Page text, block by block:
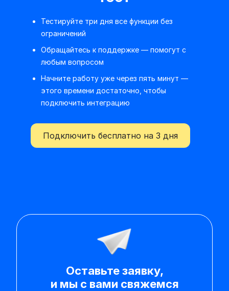
Тестируйте три дня все функции без
ограничений
Обращайтесь к поддержке — помогут с
любым вопросом
Начните работу уже через пять минут —
этого времени достаточно, чтобы
подключить интеграцию
Подключить бесплатно на 3 дня
Оставьте заявку,
и мы с вами свяжемся